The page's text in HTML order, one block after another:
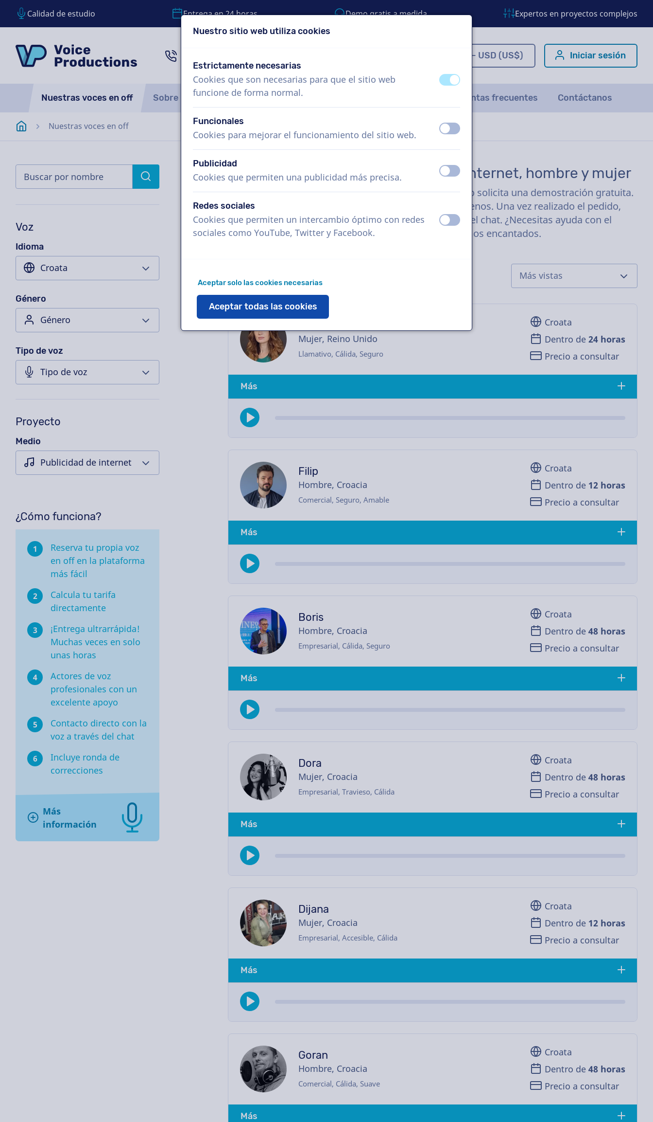
Calidad de estudio Entrega en 24 horas Demo gratis a medida Expertos en proyectos complejos
VoiceProductions
ES - USD (US$) Iniciar sesión
Nuestras voces en off Sobre nosotros ¿Cómo funciona? Preguntas frecuentes Contáctanos
Página de inicioNuestras voces en off
Voz
Idioma
Género
Tipo de voz
Proyecto
Medio
¿Cómo funciona?
1
Reserva tu propia voz
en off en la plataforma
más fácil
2
Calcula tu tarifa
directamente
3
¡Entrega ultrarrápida!
Muchas veces en solo
unas horas
4
Actores de voz
profesionales con un
excelente apoyo
5
Contacto directo con la
voz a través del chat
6
Incluye ronda de
correcciones
Más
información
Voz en off en Croata, publicidad de internet, hombre y mujer
Reserva la locución croata perfecta en solo unos clics o solicita una demostración gratuita.
La mayoría de los locutores entregan en 24 horas o menos. Una vez realizado el pedido,
tendrás contacto directo con el actor de voz a través del chat. ¿Necesitas ayuda con el
casting? Envíanos un correo electrónico y te ayudaremos encantados.
Mujer, Reino Unido
Llamativo, Cálida, Seguro
Croata
Dentro de 24 horas
Precio a consultar
Más
Filip
Hombre, Croacia
Comercial, Seguro, Amable
Croata
Dentro de 12 horas
Precio a consultar
Más
Boris
Hombre, Croacia
Empresarial, Cálida, Seguro
Croata
Dentro de 48 horas
Precio a consultar
Más
Dora
Mujer, Croacia
Empresarial, Travieso, Cálida
Croata
Dentro de 48 horas
Precio a consultar
Más
Dijana
Mujer, Croacia
Empresarial, Accesible, Cálida
Croata
Dentro de 12 horas
Precio a consultar
Más
Goran
Hombre, Croacia
Comercial, Cálida, Suave
Croata
Dentro de 48 horas
Precio a consultar
Más
Nuestro sitio web utiliza cookies
Estrictamente necesarias
Cookies que son necesarias para que el sitio web
funcione de forma normal.
apagado
encendido
Funcionales
Cookies para mejorar el funcionamiento del sitio web. apagado
encendido
Publicidad
Cookies que permiten una publicidad más precisa. apagado
encendido
Redes sociales
Cookies que permiten un intercambio óptimo con redes
sociales como YouTube, Twitter y Facebook.
apagado
encendido
Aceptar solo las cookies necesarias
Aceptar todas las cookies